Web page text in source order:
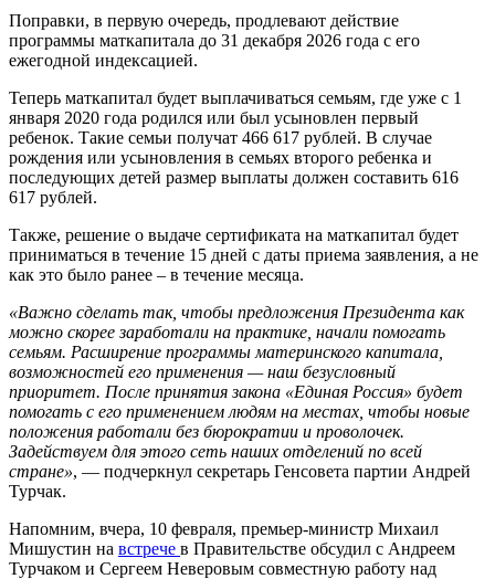
Поправки, в первую очередь, продлевают действие
программы маткапитала до 31 декабря 2026 года с его
ежегодной индексацией.
Теперь маткапитал будет выплачиваться семьям, где уже с 1
января 2020 года родился или был усыновлен первый
ребенок. Такие семьи получат 466 617 рублей. В случае
рождения или усыновления в семьях второго ребенка и
последующих детей размер выплаты должен составить 616
617 рублей.
Также, решение о выдаче сертификата на маткапитал будет
приниматься в течение 15 дней с даты приема заявления, а не
как это было ранее – в течение месяца.
«Важно сделать так, чтобы предложения Президента как
можно скорее заработали на практике, начали помогать
семьям. Расширение программы материнского капитала,
возможностей его применения — наш безусловный
приоритет. После принятия закона «Единая Россия» будет
помогать с его применением людям на местах, чтобы новые
положения работали без бюрократии и проволочек.
Задействуем для этого сеть наших отделений по всей
стране», — подчеркнул секретарь Генсовета партии Андрей
Турчак.
Напомним, вчера, 10 февраля, премьер-министр Михаил
Мишустин на встрече в Правительстве обсудил с Андреем
Турчаком и Сергеем Неверовым совместную работу над